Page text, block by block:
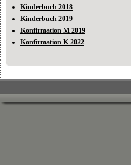
Kinderbuch 2018
Kinderbuch 2019
Konfirmation M 2019
Konfirmation K 2022